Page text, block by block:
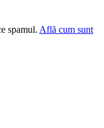
spamul. Află cum sunt